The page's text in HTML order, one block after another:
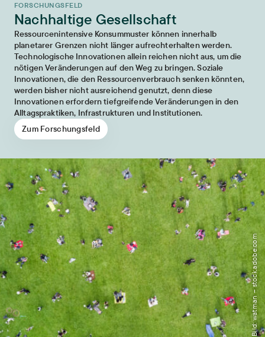
FORSCHUNGSFELD
Nachhaltige Gesellschaft
Ressourcenintensive Konsummuster können innerhalb
planetarer Grenzen nicht länger aufrechterhalten werden.
Technologische Innovationen allein reichen nicht aus, um die
nötigen Veränderungen auf den Weg zu bringen. Soziale
Innovationen, die den Ressourcenverbrauch senken könnten,
werden bisher nicht ausreichend genutzt, denn diese
Innovationen erfordern tiefgreifende Veränderungen in den
Alltagspraktiken, Infrastrukturen und Institutionen.
Zum Forschungsfeld
Bild: watman – stock.adobe.com